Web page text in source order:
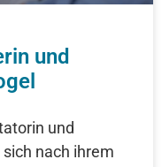
und
und
nach ihrem